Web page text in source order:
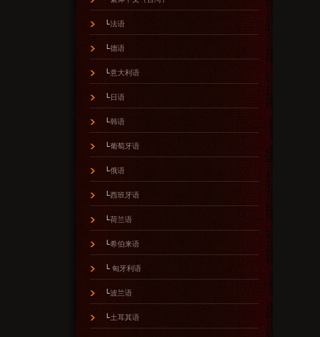
└法语
└德语
└意大利语
└ 日语
└韩语
└葡萄牙语
└俄语
└西班牙语
└荷兰语
└希伯来语
└ 匈牙利语
└波兰语
└土耳其语